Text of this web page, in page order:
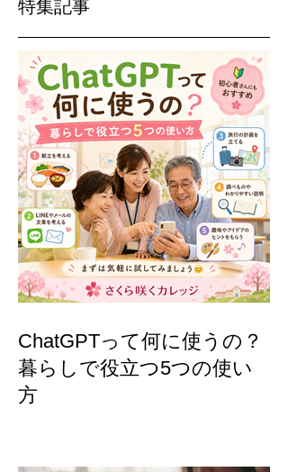
特集記事
ChatGPTって何に使うの？